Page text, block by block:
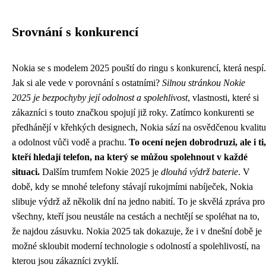
Srovnání s konkurencí
Nokia se s modelem 2025 pouští do ringu s konkurencí, která nespí.
Jak si ale vede v porovnání s ostatními? Silnou stránkou Nokie
2025 je bezpochyby její odolnost a spolehlivost, vlastnosti, které si
zákazníci s touto značkou spojují již roky. Zatímco konkurenti se
předhánějí v křehkých designech, Nokia sází na osvědčenou kvalitu
a odolnost vůči vodě a prachu. To ocení nejen dobrodruzi, ale i ti,
kteří hledají telefon, na který se můžou spolehnout v každé
situaci. Dalším trumfem Nokie 2025 je dlouhá výdrž baterie. V
době, kdy se mnohé telefony stávají rukojmími nabíječek, Nokia
slibuje výdrž až několik dní na jedno nabití. To je skvělá zpráva pro
všechny, kteří jsou neustále na cestách a nechtějí se spoléhat na to,
že najdou zásuvku. Nokia 2025 tak dokazuje, že i v dnešní době je
možné skloubit moderní technologie s odolností a spolehlivostí, na
kterou jsou zákazníci zvyklí.